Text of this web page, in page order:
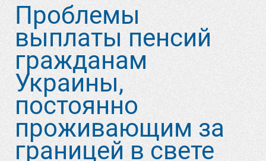
Проблемы
выплаты пенсий
гражданам
Украины,
постоянно
проживающим за
границей в свете